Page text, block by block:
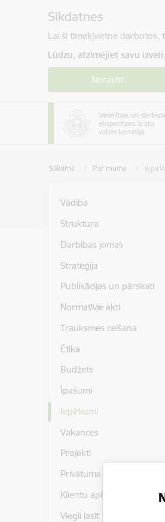
Sīkdatnes
Lai šī tīmekļvietne darbotos,
Lūdzu, atzīmējiet savu izvēli:
Noraidīt
Sākums Par mums
Vadība
Struktūra
Darbības jomas
Stratēģija
Publikācijas un pārskati
Normatīvie akti
Trauksmes celšana
Ētika
Budžets
Īpašumi
Iepirkumi
Vakances
Projekti
Privātuma politika
Klientu apkalpošanas
Viegli lasīt